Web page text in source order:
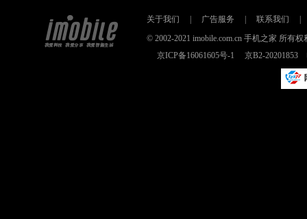
关于我们 广告服务 联系我们
© 2002-2021 imobile.com.cn 手机之家 所有
京ICP备16061605号-1
京B2-20201853